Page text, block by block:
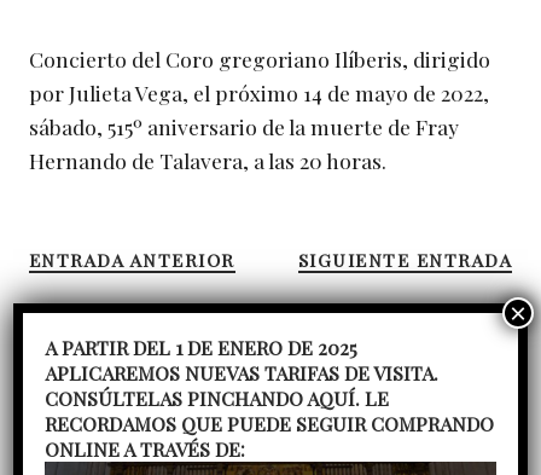
Concierto del Coro gregoriano Ilíberis, dirigido
por Julieta Vega, el próximo 14 de mayo de 2022,
sábado, 515º aniversario de la muerte de Fray
Hernando de Talavera, a las 20 horas.
ENTRADA ANTERIOR SIGUIENTE ENTRADA
Entradas recientes
A PARTIR DEL 1 DE ENERO DE 2025
APLICAREMOS NUEVAS TARIFAS DE VISITA.
CONSÚLTELAS PINCHANDO AQUÍ. LE
RECORDAMOS QUE PUEDE SEGUIR COMPRANDO
ONLINE A TRAVÉS DE: